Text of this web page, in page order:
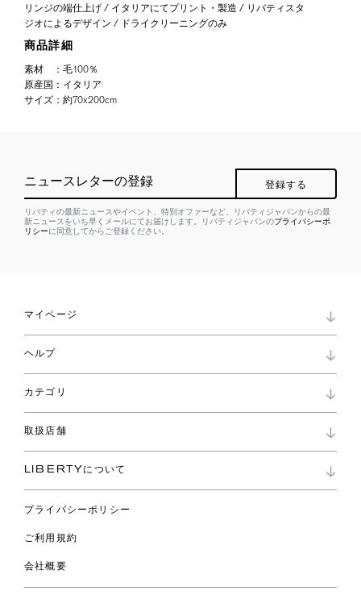
リンジの端仕上げ / イタリアにてプリント・製造 / リバティスタ
ジオによるデザイン / ドライクリーニングのみ
商品詳細
素材 ： 毛100％
原産国 ： イタリア
サイズ ： 約70x200cm
ニュースレターの登録 登録する
リバティの最新ニュースやイベント、特別オファーなど、リバティジャパンからの最
新ニュースをいち早くメールにてお届けします。リバティジャパンのプライバシーポ
リシーに同意してからご登録ください。
マイページ
ロイヤリティプログラム
パスワード再設定
ショッピングバッグ
ヘルプ
お問い合わせ
よくあるご質問
ご利用ガイド
カテゴリ
コレクション
ファブリックス
バッグ
ウェア
ライフスタイル
スペシャル
取扱店舗
リバティ・ファブリックス
LIBERTYについて
プライバシーポリシー
ご利用規約
会社概要